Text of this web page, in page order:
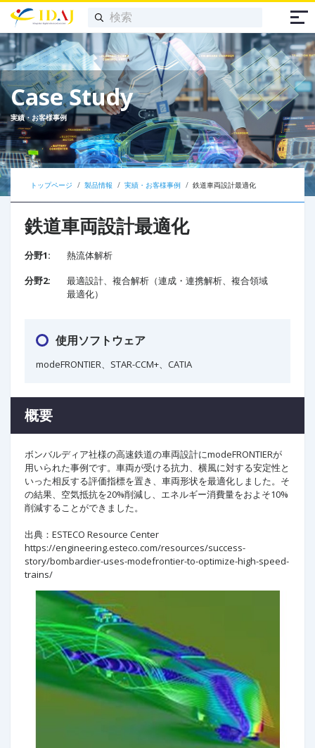
Case Study
実績・お客様事例
トップページ 製品情報 実績・お客様事例 鉄道車両設計最適化
鉄道車両設計最適化
分野1:
熱流体解析
分野2:
最適設計、複合解析（連成・連携解析、複合領域
最適化）
使用ソフトウェア
modeFRONTIER、STAR-CCM+、CATIA
概要
ボンバルディア社様の高速鉄道の車両設計にmodeFRONTIERが
用いられた事例です。車両が受ける抗力、横風に対する安定性と
いった相反する評価指標を置き、車両形状を最適化しました。そ
の結果、空気抵抗を20%削減し、エネルギー消費量をおよそ10%
削減することができました。
出典：ESTECO Resource Center
https://engineering.esteco.com/resources/success-
story/bombardier-uses-modefrontier-to-optimize-high-speed-
trains/